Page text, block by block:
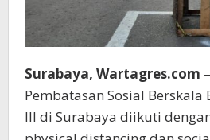
Surabaya, Wartagres.com
Pembatasan Sosial Berskala
III di Surabaya diikuti